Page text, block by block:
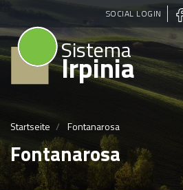
Direkt
zum
Inhalt
SOCIAL LOGIN
Sistema
Irpinia
Startseite Fontanarosa
Fontanarosa